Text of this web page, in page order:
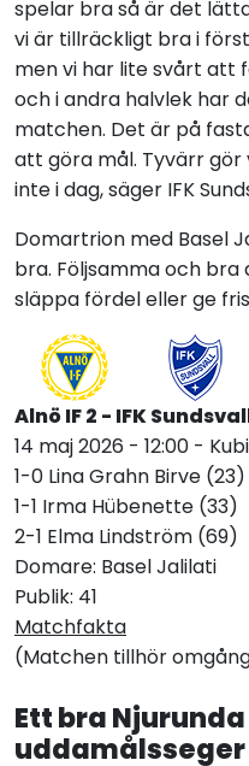
spelar bra så är det
vi är tillräckligt bra i
men vi har lite svårt att
och i andra halvlek har
matchen. Det är på
att göra mål. Tyvärr
inte i dag, säger IFK
Domartrion med Basel
bra. Följsamma och
släppa fördel eller ge
Alnö IF 2 - IFK
14 maj 2026 - 12:00 -
1-0 Lina Grahn Birve (23)
1-1 Irma Hübenette (33)
2-1 Elma Lindström (69)
Domare: Basel Jalilati
Publik: 41
Matchfakta
(Matchen tillhör
Ett bra